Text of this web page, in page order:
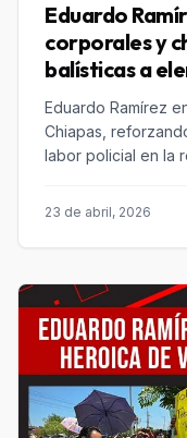
Eduardo
corporales y
balísticas a
Eduardo Ramírez
Chiapas,
labor policial en la
23 de abril, 2026